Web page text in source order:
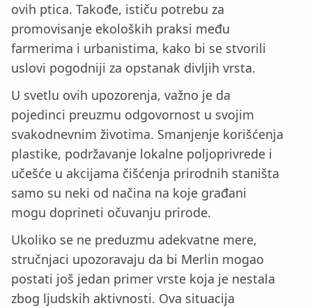
ovih ptica. Takođe, ističu potrebu za
promovisanje ekoloških praksi među
farmerima i urbanistima, kako bi se stvorili
uslovi pogodniji za opstanak divljih vrsta.
U svetlu ovih upozorenja, važno je da
pojedinci preuzmu odgovornost u svojim
svakodnevnim životima. Smanjenje korišćenja
plastike, podržavanje lokalne poljoprivrede i
učešće u akcijama čišćenja prirodnih staništa
samo su neki od načina na koje građani
mogu doprineti očuvanju prirode.
Ukoliko se ne preduzmu adekvatne mere,
stručnjaci upozoravaju da bi Merlin mogao
postati još jedan primer vrste koja je nestala
zbog ljudskih aktivnosti. Ova situacija